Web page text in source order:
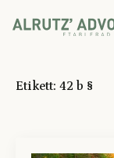
Etikett: 42 b §